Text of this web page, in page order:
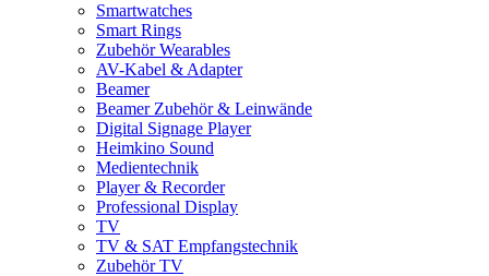
Smartwatches
Smart Rings
Zubehör Wearables
AV-Kabel & Adapter
Beamer
Beamer Zubehör & Leinwände
Digital Signage Player
Heimkino Sound
Medientechnik
Player & Recorder
Professional Display
TV
TV & SAT Empfangstechnik
Zubehör TV